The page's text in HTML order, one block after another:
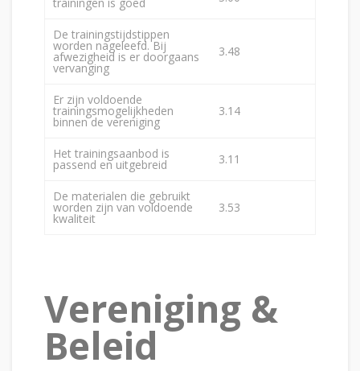
De trainingstijdstippen
worden nageleefd. Bij
afwezigheid is er doorgaans
vervanging
3.48
Er zijn voldoende
trainingsmogelijkheden
binnen de vereniging
3.14
Het trainingsaanbod is
passend en uitgebreid 3.11
De materialen die gebruikt
worden zijn van voldoende
kwaliteit
3.53
Vereniging &
Beleid